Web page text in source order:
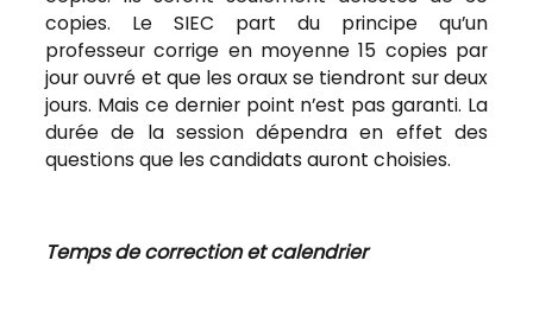
copies. Le SIEC part du principe qu’un
professeur corrige en moyenne 15 copies par
jour ouvré et que les oraux se tiendront sur deux
jours. Mais ce dernier point n’est pas garanti. La
durée de la session dépendra en effet des
questions que les candidats auront choisies.
Temps de correction et calendrier